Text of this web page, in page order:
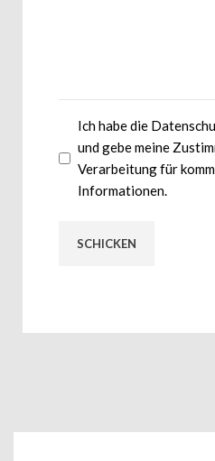
Ich habe die
und gebe meine
Verarbeitung für
Informationen.